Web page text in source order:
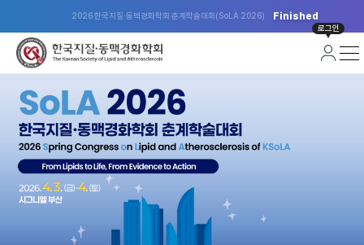
2026 한국지질·동맥경화학회 춘계학술대회(SoLA 2026) Finished
로그인